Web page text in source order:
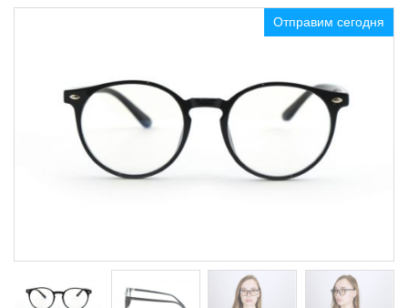
Отправим сегодня